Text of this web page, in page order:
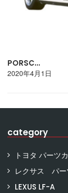
PORSC…
2020年4月1日
category
トヨタ パーツ
レクサス パー
LEXUS LF-A